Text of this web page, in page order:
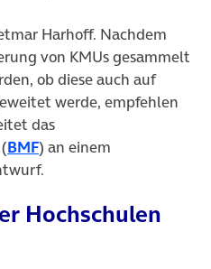
Harhoff. Nachdem
von KMUs gesammelt
ob diese auch auf
werde, empfehlen
das
BMF(öffnet in neuem Tab)
) an einem
Hochschulen